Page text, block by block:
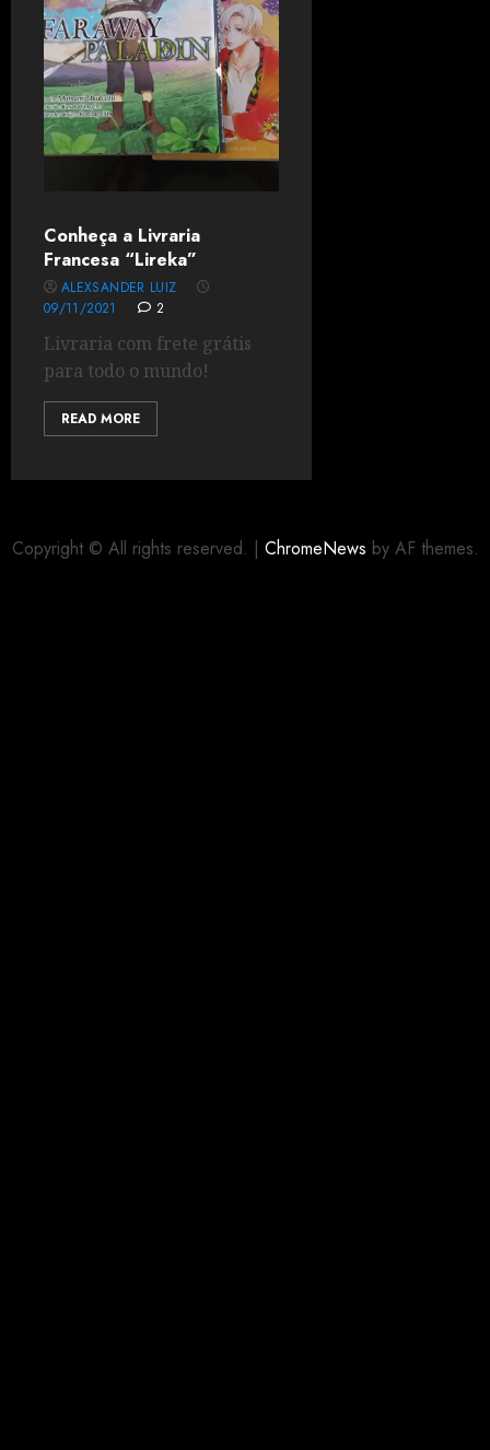
Conheça a Livraria
Francesa “Lireka”
ALEXSANDER LUIZ
09/11/2021
2
Livraria com frete grátis
para todo o mundo!
READ MORE
Copyright © All rights reserved. | ChromeNews by AF themes.